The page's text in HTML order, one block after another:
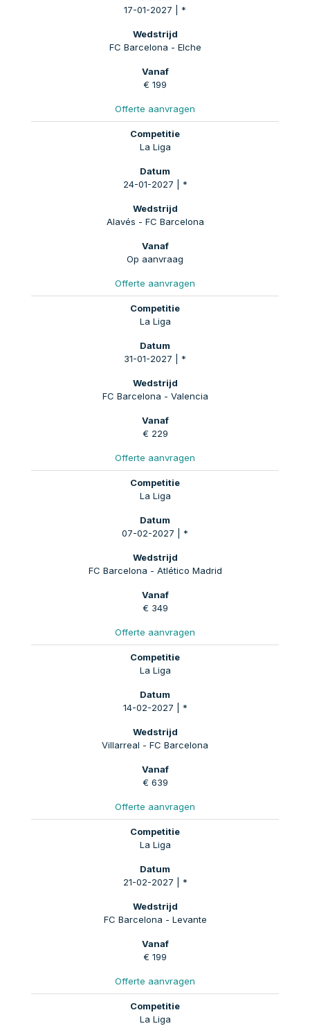
17-01-2027 | *
FC Barcelona - Elche
€ 199
Offerte aanvragen
La Liga
24-01-2027 | *
Alavés - FC Barcelona
Op aanvraag
Offerte aanvragen
La Liga
31-01-2027 | *
FC Barcelona - Valencia
€ 229
Offerte aanvragen
La Liga
07-02-2027 | *
FC Barcelona - Atlético Madrid
€ 349
Offerte aanvragen
La Liga
14-02-2027 | *
Villarreal - FC Barcelona
€ 639
Offerte aanvragen
La Liga
21-02-2027 | *
FC Barcelona - Levante
€ 199
Offerte aanvragen
La Liga